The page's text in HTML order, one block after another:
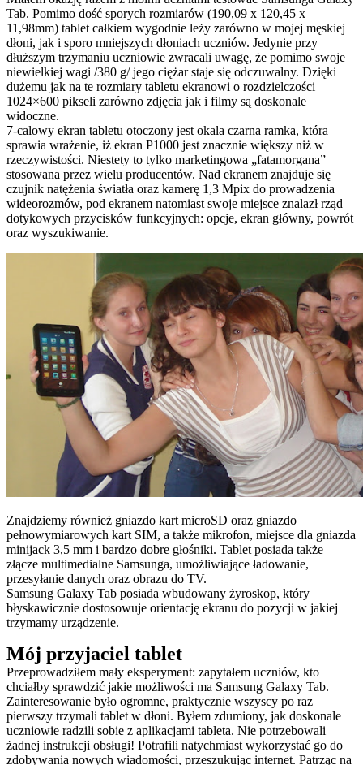
Tab. Pomimo dość sporych rozmiarów (190,09 x 120,45 x
11,98mm) tablet całkiem wygodnie leży zarówno w mojej męskiej
dłoni, jak i sporo mniejszych dłoniach uczniów. Jedynie przy
dłuższym trzymaniu uczniowie zwracali uwagę, że pomimo swoje
niewielkiej wagi /380 g/ jego ciężar staje się odczuwalny. Dzięki
dużemu jak na te rozmiary tabletu ekranowi o rozdzielczości
1024×600 pikseli zarówno zdjęcia jak i filmy są doskonale
widoczne.
7-calowy ekran tabletu otoczony jest okala czarna ramka, która
sprawia wrażenie, iż ekran P1000 jest znacznie większy niż w
rzeczywistości. Niestety to tylko marketingowa „fatamorgana”
stosowana przez wielu producentów. Nad ekranem znajduje się
czujnik natężenia światła oraz kamerę 1,3 Mpix do prowadzenia
wideorozmów, pod ekranem natomiast swoje miejsce znalazł rząd
dotykowych przycisków funkcyjnych: opcje, ekran główny, powrót
oraz wyszukiwanie.
Znajdziemy również gniazdo kart microSD oraz gniazdo
pełnowymiarowych kart SIM, a także mikrofon, miejsce dla gniazda
minijack 3,5 mm i bardzo dobre głośniki. Tablet posiada także
złącze multimedialne Samsunga, umożliwiające ładowanie,
przesyłanie danych oraz obrazu do TV.
Samsung Galaxy Tab posiada wbudowany żyroskop, który
błyskawicznie dostosowuje orientację ekranu do pozycji w jakiej
trzymamy urządzenie.
Mój przyjaciel tablet
Przeprowadziłem mały eksperyment: zapytałem uczniów, kto
chciałby sprawdzić jakie możliwości ma Samsung Galaxy Tab.
Zainteresowanie było ogromne, praktycznie wszyscy po raz
pierwszy trzymali tablet w dłoni. Byłem zdumiony, jak doskonale
uczniowie radzili sobie z aplikacjami tableta. Nie potrzebowali
żadnej instrukcji obsługi! Potrafili natychmiast wykorzystać go do
zdobywania nowych wiadomości, przeszukując internet. Patrząc na